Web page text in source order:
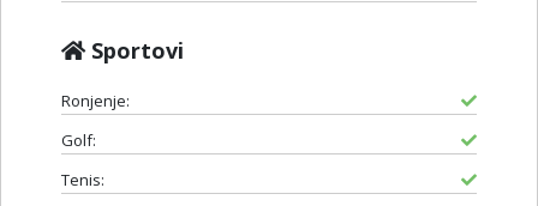
Sportovi
Ronjenje:
Golf:
Tenis: